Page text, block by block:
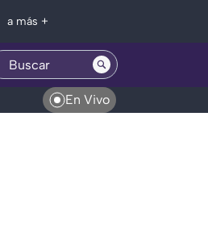
a más +
En Vivo